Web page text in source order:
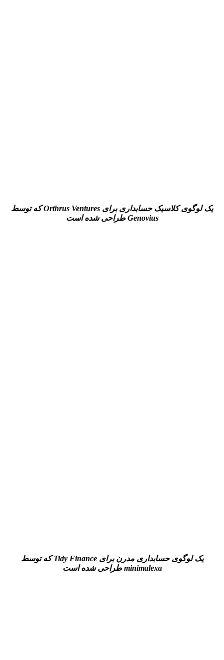
یک لوگوی کلاسیک حسابداری برای Orthrus Ventures که توسط
Genovius طراحی شده است
یک لوگوی حسابداری مدرن برای Tidy Finance
که توسط
minimalexa طراحی شده است